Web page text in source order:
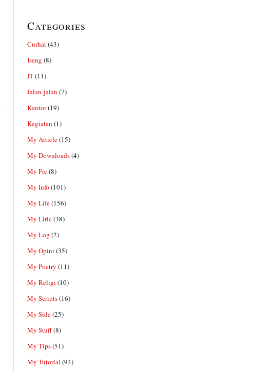
Categories
Curhat(43)
Iseng (8)
IT(11)
Jalan-jalan (7)
Kantor(19)
Kegiatan (1)
My Article(15)
My Downloads(4)
My Fic(8)
My Info (101)
My Life(156)
My Liric(38)
My Log (2)
My Opini (35)
My Poetry (11)
My Religi (10)
My Scripts(16)
My Side(25)
My Stuff(8)
My Tips(51)
My Tutorial (94)